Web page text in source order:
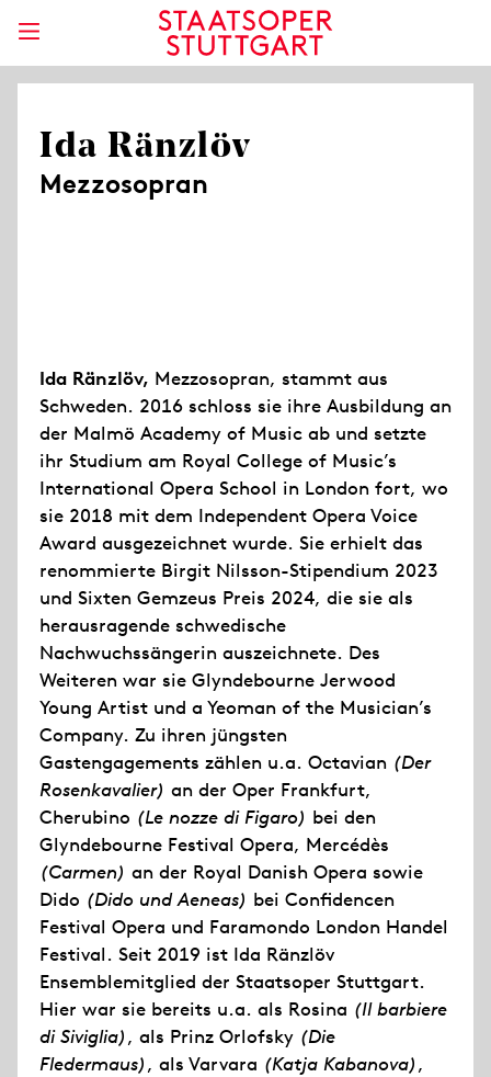
Ida Ränzlöv
Mezzosopran
Ida Ränzlöv, Mezzosopran, stammt aus
Schweden. 2016 schloss sie ihre Ausbildung an
der Malmö Academy of Music ab und setzte
ihr Studium am Royal College of Music’s
International Opera School in London fort, wo
sie 2018 mit dem Independent Opera Voice
Award ausgezeichnet wurde. Sie erhielt das
renommierte Birgit Nilsson-Stipendium 2023
und Sixten Gemzeus Preis 2024, die sie als
herausragende schwedische
Nachwuchssängerin auszeichnete. Des
Weiteren war sie Glyndebourne Jerwood
Young Artist und a Yeoman of the Musician’s
Company. Zu ihren jüngsten
Gastengagements zählen u.a. Octavian (Der
Rosenkavalier) an der Oper Frankfurt,
Cherubino (Le nozze di Figaro) bei den
Glyndebourne Festival Opera, Mercédès
(Carmen) an der Royal Danish Opera sowie
Dido (Dido und Aeneas) bei Confidencen
Festival Opera und Faramondo London Handel
Festival. Seit 2019 ist Ida Ränzlöv
Ensemblemitglied der Staatsoper Stuttgart.
Hier war sie bereits u.a. als Rosina (Il barbiere
di Siviglia), als Prinz Orlofsky (Die
Fledermaus), als Varvara (Katja Kabanova),